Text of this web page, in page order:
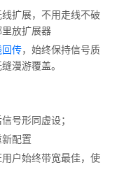
扩展，不用走线不破
放扩展器
传，始终保持信号质
漫游覆盖。
号形同虚设；
配置
户始终带宽最佳，使